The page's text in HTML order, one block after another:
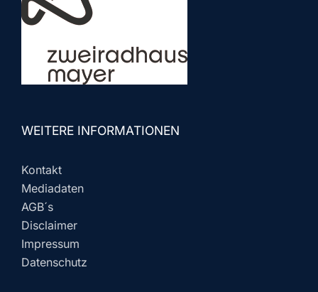
WEITERE INFORMATIONEN
Kontakt
Mediadaten
AGB´s
Disclaimer
Impressum
Datenschutz